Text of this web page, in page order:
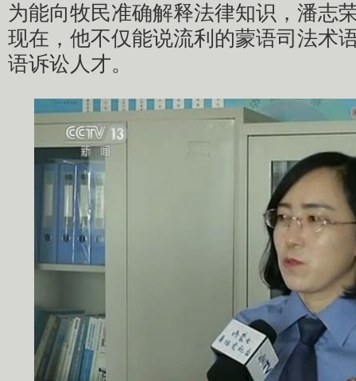
为能向牧民准确解释法律知识，潘志
现在，他不仅能说流利的蒙语司法术
语诉讼人才。